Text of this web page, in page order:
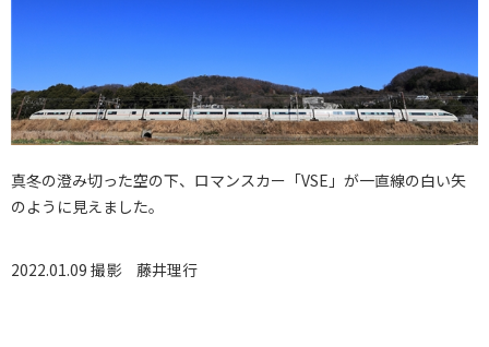
真冬の澄み切った空の下、ロマンスカー「VSE」が一直線の白い矢
のように見えました。
2022.01.09 撮影 藤井理行